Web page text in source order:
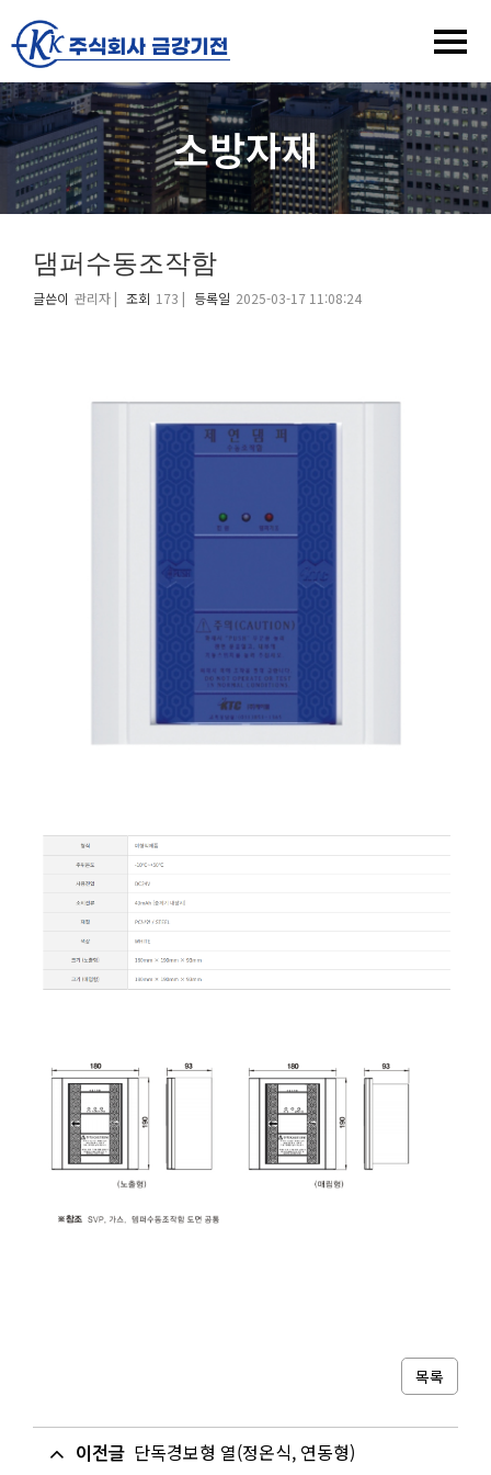
소방자재
댐퍼수동조작함
글쓴이 관리자 | 조회 173 | 등록일 2025-03-17 11:08:24
목록
이전글 단독경보형 열(정온식, 연동형)